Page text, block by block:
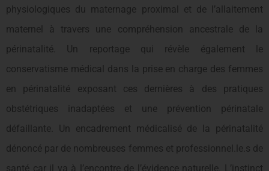
physiologiques du maternage proximal et de l’allaitement
maternel à travers une compréhension ancestrale de la
périnatalité. Un reportage qui révèle également le
conservatisme médical dans la prise en charge des femmes
en périnatalité exposant ces dernières à des pratiques
obstétriques inadaptées et une prévention périnatale
défaillante. Un encadrement médicalisé de la périnatalité
dénoncé par de nombreuses femmes et professionnel.le.s de
santé car il va à l’encontre de l’évidence naturelle. L’instinct